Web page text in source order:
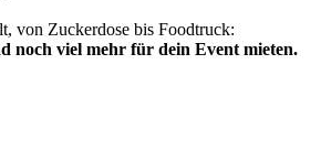
von Zuckerdose bis Foodtruck:
noch viel mehr für dein Event mieten.